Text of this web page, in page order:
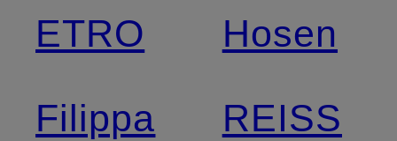
ETRO
Filippa
Hosen
REISS